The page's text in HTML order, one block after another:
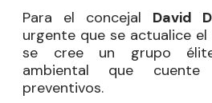
Para el concejal David
urgente que se actualice el
se cree un grupo
ambiental que cuente
preventivos.